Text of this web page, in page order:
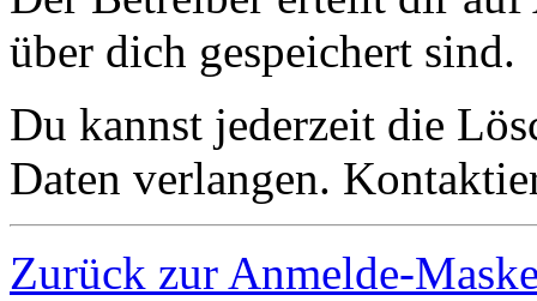
über dich gespeichert sind.
Du kannst jederzeit die
Daten verlangen.
Zurück zur Anmelde-